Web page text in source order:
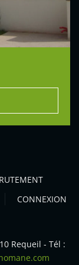
CONNEXION
Requeil - Tél :